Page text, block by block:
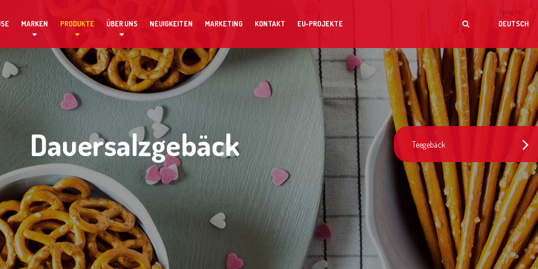
MARKEN PRODUKTE ÜBER UNS NEUIGKEITEN MARKETING KONTAKT EU-PROJEKTE
Sprache
DEUTSCH
Dauersalzgebäck